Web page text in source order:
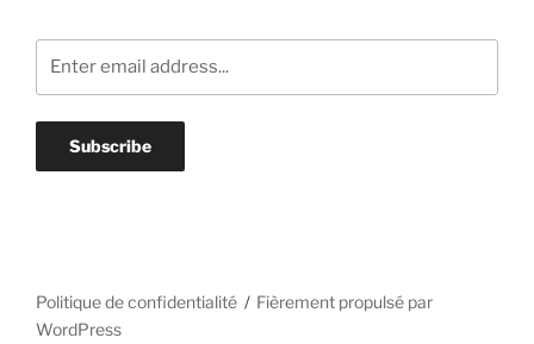
Politique de confidentialité
Fièrement propulsé par
WordPress